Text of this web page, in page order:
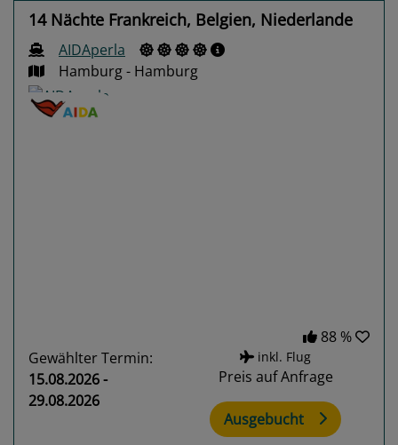
14 Nächte Frankreich, Belgien, Niederlande
AIDAperla
Hamburg - Hamburg
88 %
Gewählter Termin:
15.08.2026 -
29.08.2026
inkl. Flug
Preis auf Anfrage
Ausgebucht